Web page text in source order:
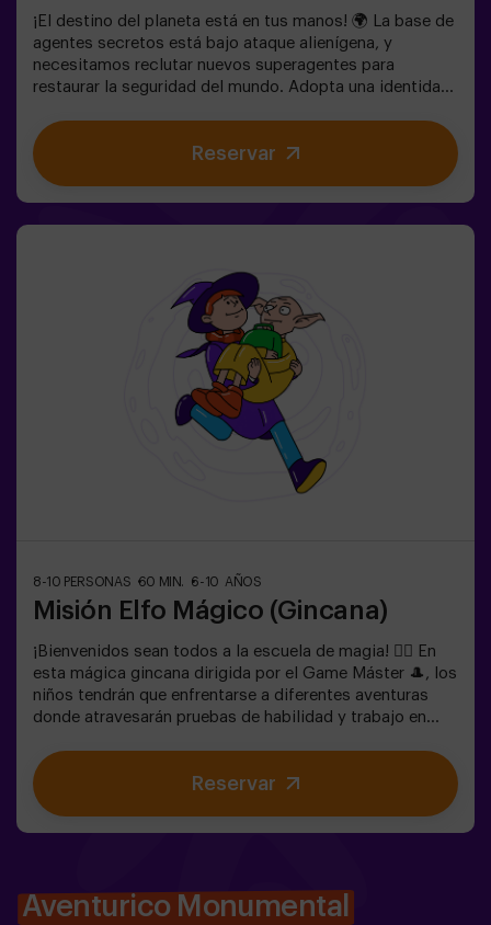
¡El destino del planeta está en tus manos! 🌍 La base de
agentes secretos está bajo ataque alienígena, y
necesitamos reclutar nuevos superagentes para
restaurar la seguridad del mundo. Adopta una identidad
equipo excepcional, preparado para enfrentar cualquier
amenaza. 💪 ¡Cada segundo cuenta! ¿Te atreves a
aceptar la misión? 🎯 El juego está diseñado
un entrenamiento de super agentes. Incluye juego de
Lasers. El juego se juega en oscuridad con luces led.
Las gincanas son una serie de juegos físicos en equipo
coordinadas por un monitor.
Reservar
8-10 PERSONAS 60 MIN. 6-10 AÑOS
Misión Elfo Mágico (Gincana)
¡Bienvenidos sean todos a la escuela de magia! 🧙‍♀️ En
esta mágica gincana dirigida por el Game Máster 🎩, los
niños tendrán que enfrentarse a diferentes aventuras
donde atravesarán pruebas de habilidad y trabajo en
poder alcanzar una misión y saborear una dulce... muy
dulce victoria. La imaginación es capaz de atravesar las
fronteras de la magia y esta gincana llevará a los
posibilidad de reservar un espacio en nuestro local para
celebrar, merendar y soplar las velas.
Reservar
Aventurico Monumental